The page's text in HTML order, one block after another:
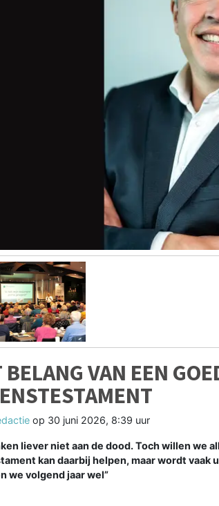
BELANG VAN EEN
op 30 juni 2026, 8:39 uur
liever niet aan de dood. Toch willen we
kan daarbij helpen, maar wordt
we volgend jaar wel”